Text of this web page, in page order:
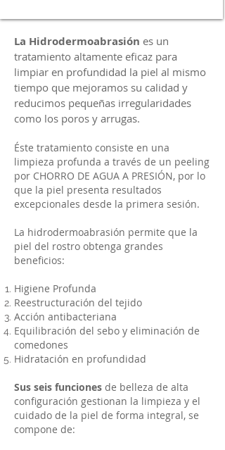
La Hidrodermoabrasión es un
tratamiento altamente eficaz para
limpiar en profundidad la piel al mismo
tiempo que mejoramos su calidad y
reducimos pequeñas irregularidades
como los poros y arrugas.
Éste tratamiento consiste en una
limpieza profunda a través de un peeling
por CHORRO DE AGUA A PRESIÓN, por lo
que la piel presenta resultados
excepcionales desde la primera sesión.
La hidrodermoabrasión permite que la
piel del rostro obtenga grandes
beneficios:
Higiene Profunda
Reestructuración del tejido
Acción antibacteriana
Equilibración del sebo y eliminación de
comedones
Hidratación en profundidad
Sus seis funciones de belleza de alta
configuración gestionan la limpieza y el
cuidado de la piel de forma integral, se
compone de: